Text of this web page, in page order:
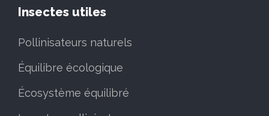
Insectes utiles
Pollinisateurs naturels
Équilibre écologique
Écosystème équilibré